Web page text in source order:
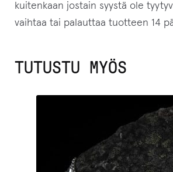
kuitenkaan jostain syystä ole
vaihtaa tai palauttaa tuotteen 14
TUTUSTU MYÖS